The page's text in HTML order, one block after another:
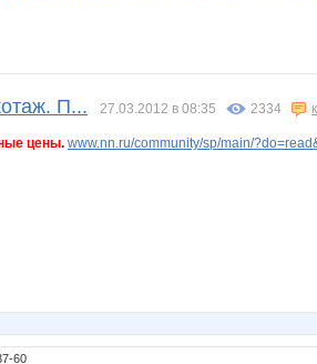
П... 27.03.2012 в 08:35 2334
цены. www.nn.ru/community/sp/main/
60